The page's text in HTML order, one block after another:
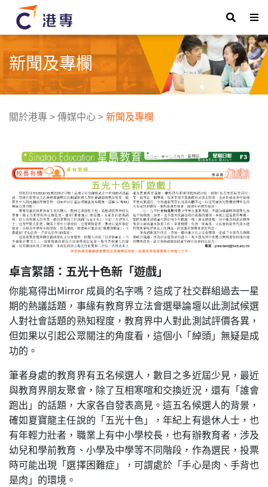
新聞及專欄
關於港專>傳媒中心>新聞及專欄
卓言絮語：五光十色新「遊戲」
你能寫得出Mirror 成員的名字嗎？這成了社交群組過去一星
期的熱議話題，事緣有教育界立法會選舉論壇以此測試候選
人對社會話題的熟知程度，教育界中人對此測試評價各異，
但如果以引起公眾關注的角度看，這個小「綽頭」無疑是成
功的。
筆者身處的教育界有五名候選人，數目之多近屆少見，最近
與教育界朋友聚會，除了互相寒喧和交換近況，還有「誰會
跑出」的話題，大家各自發表高見。這五名候選人的背景，
確如夏寶龍主任說的「五光十色」，年紀上有退休人士，也
有年輕力壯者，職業上有中小學校長，也有辦教育者，涉及
幼兒和學前教育、小學及中學等不同階段，作為選民，投票
時可能出現「選擇困難症」，可謂處於「手心是肉、手背也
是肉」的環境。